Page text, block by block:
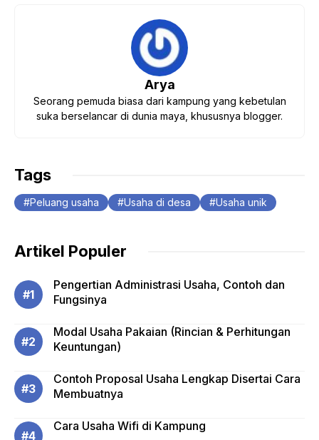
Arya
Seorang pemuda biasa dari kampung yang kebetulan
suka berselancar di dunia maya, khususnya blogger.
Tags
Peluang usaha Usaha di desa Usaha unik
Artikel Populer
Pengertian Administrasi Usaha, Contoh dan
Fungsinya
Modal Usaha Pakaian (Rincian & Perhitungan
Keuntungan)
Contoh Proposal Usaha Lengkap Disertai Cara
Membuatnya
Cara Usaha Wifi di Kampung